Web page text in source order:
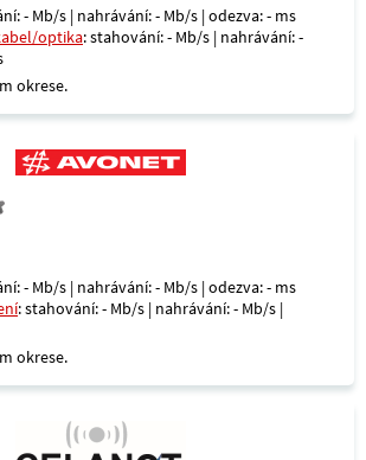
- Mb/s | nahrávání: - Mb/s | odezva: - ms
optika: stahování: - Mb/s | nahrávání: -
okrese.
- Mb/s | nahrávání: - Mb/s | odezva: - ms
: stahování: - Mb/s | nahrávání: - Mb/s |
okrese.